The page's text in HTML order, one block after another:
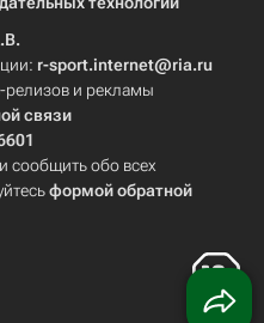
r-sport.internet@ria.ru
и рекламы
связи
сообщить обо всех
формой обратной